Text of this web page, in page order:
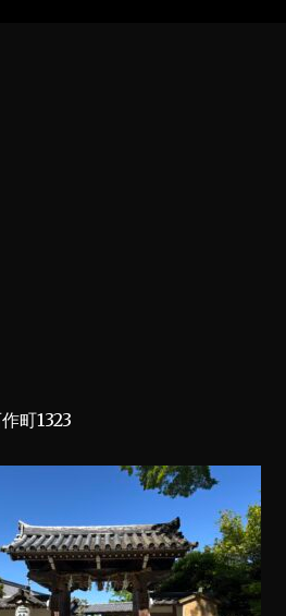
町1323